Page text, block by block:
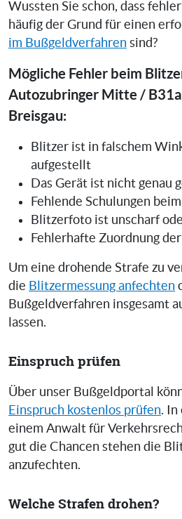
Wussten Sie schon, dass
häufig der Grund für einen
im Bußgeldverfahren sind?
Mögliche Fehler beim
Autozubringer Mitte /
Breisgau:
Blitzer ist in falschem
aufgestellt
Das Gerät ist nicht genau
Fehlende Schulungen
Blitzerfoto ist unscharf
Fehlerhafte Zuordnung
Um eine drohende Strafe zu
die Blitzermessung anfechten
Bußgeldverfahren insgesamt
lassen.
Einspruch prüfen
Über unser Bußgeldportal
Einspruch kostenlos prüfen. In
einem Anwalt für
gut die Chancen stehen die
anzufechten.
Welche Strafen drohen?